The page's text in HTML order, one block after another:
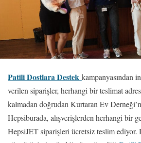
Patili Dostlara Destek kampanyasından
verilen siparişler, herhangi bir teslimat
kalmadan doğrudan Kurtaran Ev
Hepsiburada, alışverişlerden herhangi bir
HepsiJET siparişleri ücretsiz teslim ediyor.